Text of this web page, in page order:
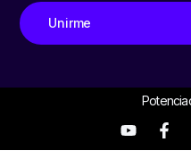
Unirme